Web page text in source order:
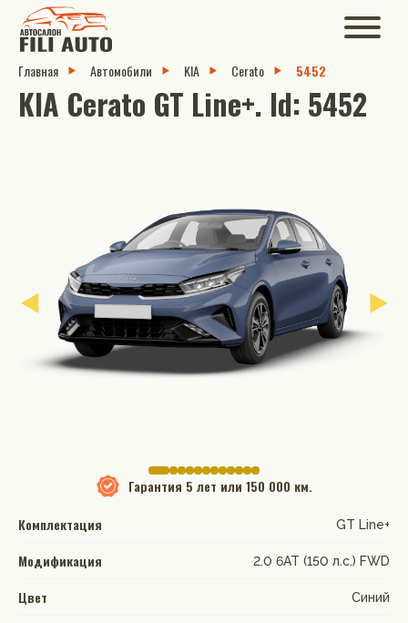
Главная Автомобили KIA Cerato 5452
KIA Cerato GT Line+. Id: 5452
Гарантия 5 лет или 150 000 км.
Комплектация
GT Line+
Модификация 2.0 6AT (150 л.с.) FWD
Цвет Синий